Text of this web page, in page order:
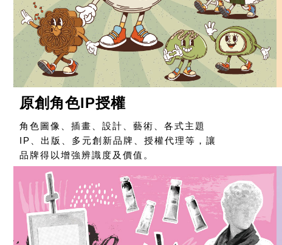
原創角色IP授權
角色圖像、插畫、設計、藝術、各式主題
IP、出版、多元創新品牌、授權代理等，讓
品牌得以增強辨識度及價值。